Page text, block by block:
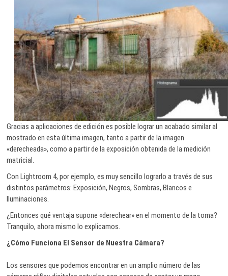
Gracias a aplicaciones de edición es posible lograr un acabado similar al
mostrado en esta última imagen, tanto a partir de la imagen
«derecheada», como a partir de la exposición obtenida de la medición
matricial.
Con Lightroom 4, por ejemplo, es muy sencillo lograrlo a través de sus
distintos parámetros: Exposición, Negros, Sombras, Blancos e
Iluminaciones.
¿Entonces qué ventaja supone «derechear» en el momento de la toma?
Tranquilo, ahora mismo lo explicamos.
¿Cómo Funciona El Sensor de Nuestra Cámara?
Los sensores que podemos encontrar en un amplio número de las